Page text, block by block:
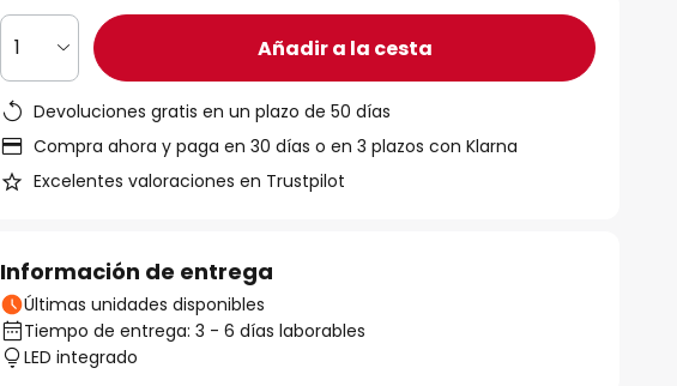
1 Añadir a la cesta
Devoluciones gratis en un plazo de 50 días
Compra ahora y paga en 30 días o en 3 plazos con Klarna
Excelentes valoraciones en Trustpilot
Información de entrega
Últimas unidades disponibles
Tiempo de entrega: 3 - 6 días laborables
LED integrado